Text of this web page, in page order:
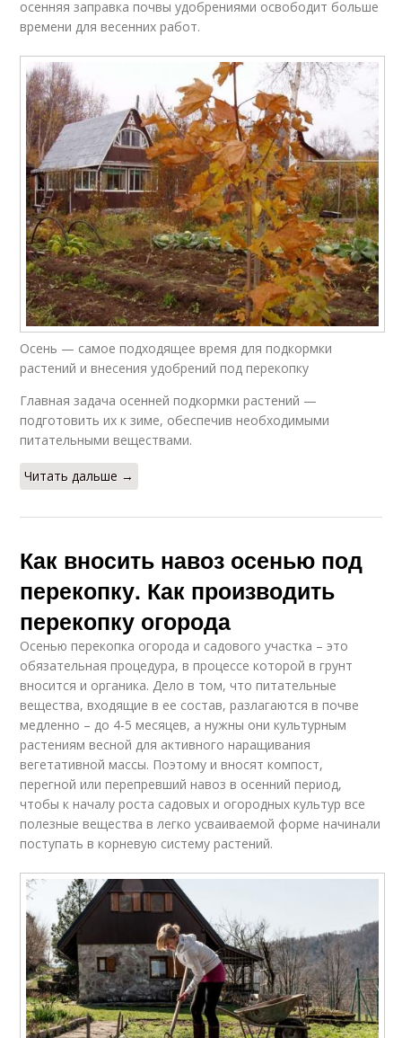
осенняя заправка почвы удобрениями освободит больше
времени для весенних работ.
Осень — самое подходящее время для подкормки
растений и внесения удобрений под перекопку
Главная задача осенней подкормки растений —
подготовить их к зиме, обеспечив необходимыми
питательными веществами.
Читать дальше →
Как вносить навоз осенью под
перекопку. Как производить
перекопку огорода
Осенью перекопка огорода и садового участка – это
обязательная процедура, в процессе которой в грунт
вносится и органика. Дело в том, что питательные
вещества, входящие в ее состав, разлагаются в почве
медленно – до 4-5 месяцев, а нужны они культурным
растениям весной для активного наращивания
вегетативной массы. Поэтому и вносят компост,
перегной или перепревший навоз в осенний период,
чтобы к началу роста садовых и огородных культур все
полезные вещества в легко усваиваемой форме начинали
поступать в корневую систему растений.